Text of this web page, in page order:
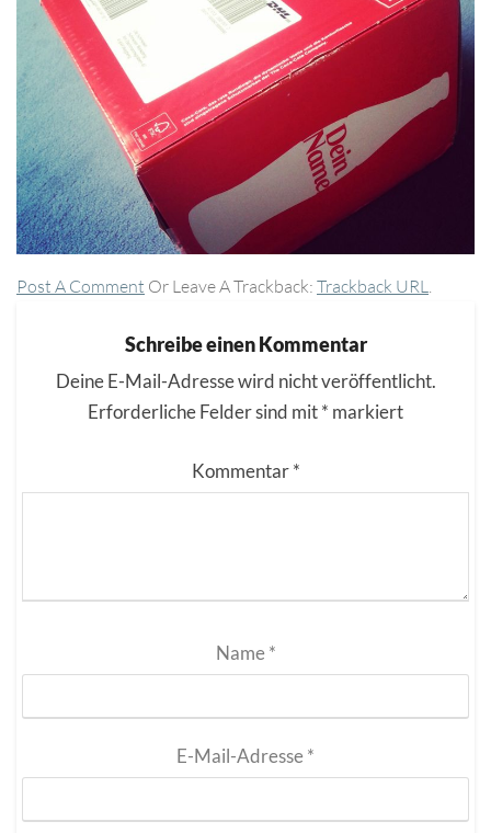
Post A Comment Or Leave A Trackback: Trackback URL.
Schreibe einen Kommentar
Deine E-Mail-Adresse wird nicht veröffentlicht.
Erforderliche Felder sind mit* markiert
Kommentar*
Name*
E-Mail-Adresse*